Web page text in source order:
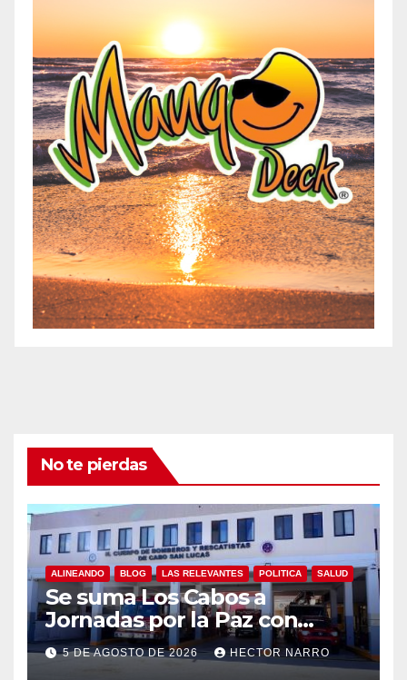
No te pierdas
ALINEANDO BLOG LAS RELEVANTES POLITICA SALUD
Se suma Los Cabos a
Jornadas por la Paz con
capacitación en primeros
auxilios para jóvenes
5 DE AGOSTO DE 2026 HECTOR NARRO